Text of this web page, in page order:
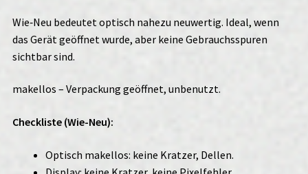
Wie‑Neu bedeutet optisch nahezu neuwertig. Ideal, wenn
das Gerät geöffnet wurde, aber keine Gebrauchsspuren
sichtbar sind.
makellos – Verpackung geöffnet, unbenutzt.
Checkliste (Wie-Neu):
Optisch makellos: keine Kratzer, Dellen.